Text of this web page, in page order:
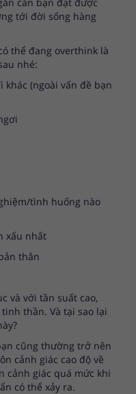
tới đời sống hàng
thể đang overthink là
nhé:
khác (ngoài vấn đề bạn
tình huống nào
xấu nhất
thân
và với tần suất cao,
thần. Và tại sao lại
cũng thường trở nên
cảnh giác cao độ về
cảnh giác quá mức khi
có thể xảy ra.